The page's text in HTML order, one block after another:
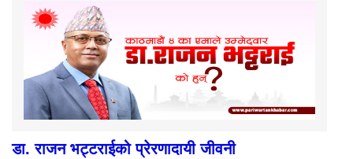
डा. राजन भट्टराईको प्रेरणादायी जीवनी